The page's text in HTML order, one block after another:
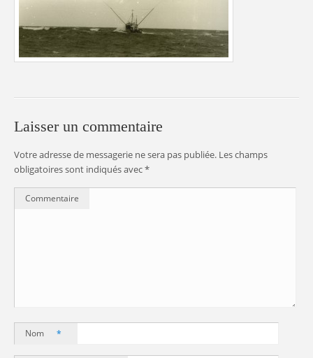
Laisser un commentaire
Votre adresse de messagerie ne sera pas publiée. Les champs
obligatoires sont indiqués avec*
Commentaire
Nom *